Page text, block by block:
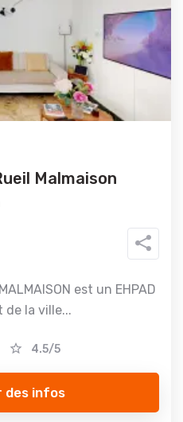
Malmaison
est un EHPAD
la ville...
4.5/5
des infos